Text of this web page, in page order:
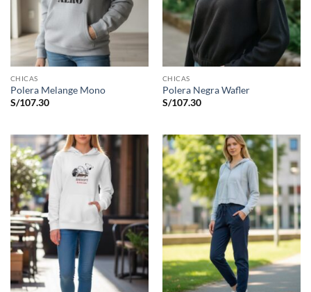
CHICAS
Polera Melange Mono
S/107.30
CHICAS
Polera Negra Wafler
S/107.30